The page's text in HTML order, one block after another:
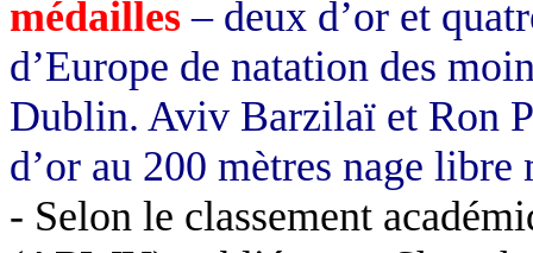
médailles – deux d’or et
d’Europe de natation des
Dublin. Aviv Barzilaï et Ron
d’or au 200 mètres nage libre
- Selon le classement